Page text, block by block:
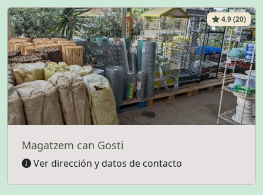
4.9 (20)
Magatzem can Gosti
Ver dirección y datos de contacto